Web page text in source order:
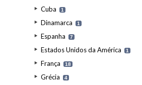
Cuba 1
Dinamarca 1
Espanha 7
Estados Unidos da América 1
França 18
Grécia 4